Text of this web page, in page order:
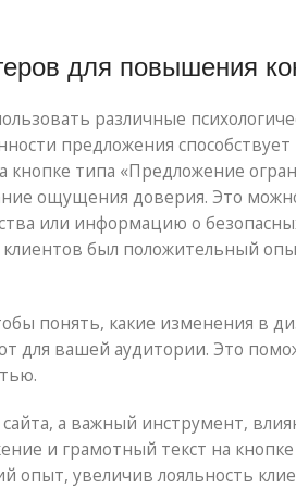
для повышения
различные
предложения
типа «Предложение
ощущения доверия. Это
или информацию о
был положительный
понять, какие изменения в
для вашей аудитории. Это
а важный инструмент,
и грамотный текст на
опыт, увеличив лояльность